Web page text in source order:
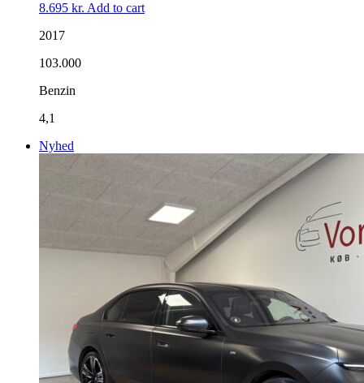
8.695 kr. Add to cart
2017
103.000
Benzin
4,1
Nyhed